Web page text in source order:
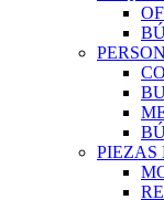
PIEZAS